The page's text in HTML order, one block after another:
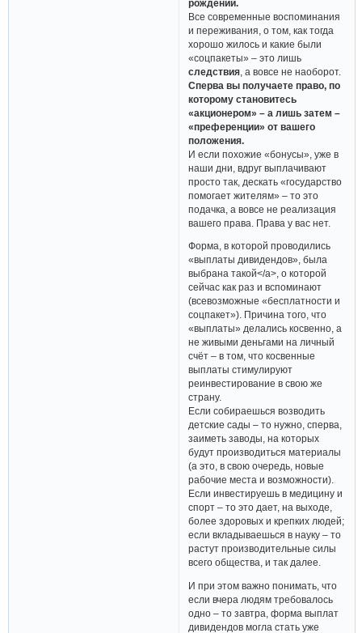
рождении.
Все современные воспоминания
и переживания, о том, как тогда
хорошо жилось и какие были
«соцпакеты» – это лишь
следствия , а вовсе не наоборот.
Сперва вы получаете право, по
которому становитесь
«акционером» – а лишь затем –
«преференции» от вашего
положения.
И если похожие «бонусы», уже в
наши дни, вдруг выплачивают
просто так, дескать «государство
помогает жителям» – то это
подачка, а вовсе не реализация
вашего права. Права у вас нет.
Форма, в которой проводились
«выплаты дивидендов», была
выбрана такой</a>, о которой
сейчас как раз и вспоминают
(всевозможные «бесплатности и
соцпакет»). Причина того, что
«выплаты» делались косвенно, а
не живыми деньгами на личный
счёт – в том, что косвенные
выплаты стимулируют
реинвестирование в свою же
страну.
Если собираешься возводить
детские сады – то нужно, сперва,
заиметь заводы, на которых
будут производиться материалы
(а это, в свою очередь, новые
рабочие места и возможности).
Если инвестируешь в медицину и
спорт – то это дает, на выходе,
более здоровых и крепких людей;
если вкладываешься в науку – то
растут производительные силы
всего общества, и так далее.
И при этом важно понимать, что
если вчера людям требовалось
одно – то завтра, форма выплат
дивидендов могла стать уже